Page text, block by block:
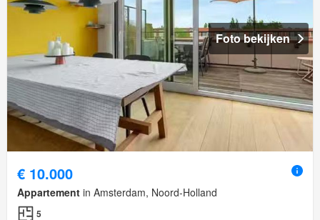
Foto bekijken
€ 10.000
Appartement in Amsterdam, Noord-Holland
5